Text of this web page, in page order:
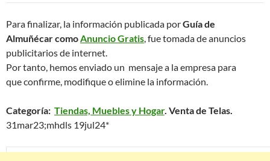
Para finalizar, la información publicada porGuía de
Almuñécar comoAnuncio Gratis, fue tomada de anuncios
publicitarios de internet.
Por tanto, hemos enviado un mensaje a la empresa para
que confirme, modifique o elimine la información.
Categoría: Tiendas, Muebles y Hogar. Venta de Telas.
31mar23;mhdls 19jul24*